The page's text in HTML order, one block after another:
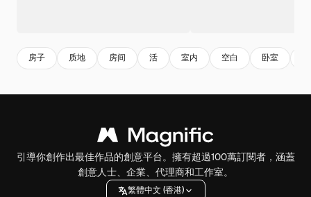
房子 质地 房间 活 室内 空白 卧室
引導你創作出最佳作品的創意平台。擁有超過100萬訂閱者，涵蓋
創意人士、企業、代理商和工作室。
繁體中文 (香港)